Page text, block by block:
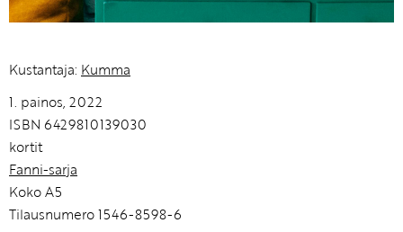
Kustantaja: Kumma
1. painos, 2022
ISBN 6429810139030
kortit
Fanni-sarja
Koko A5
Tilausnumero 1546-8598-6